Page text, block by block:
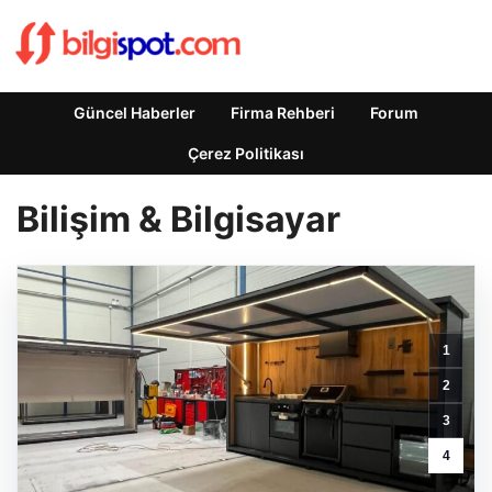
Güncel Haberler Firma Rehberi Forum
Çerez Politikası
Bilişim & Bilgisayar
1
2
3
4